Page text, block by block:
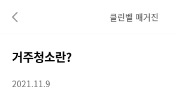
뒤로가기 클린벨 매거진
거주청소란?
2021.11.9